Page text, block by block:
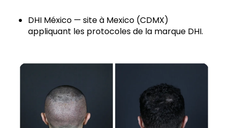
DHI México — site à Mexico (CDMX)
appliquant les protocoles de la marque DHI.